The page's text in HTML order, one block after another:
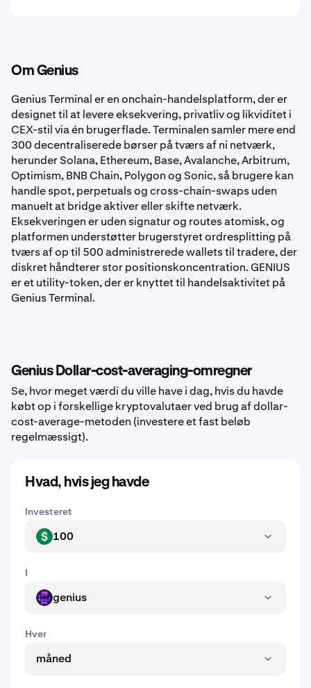
Om Genius
Genius Terminal er en onchain-handelsplatform, der er
designet til at levere eksekvering, privatliv og likviditet i
CEX-stil via én brugerflade. Terminalen samler mere end
300 decentraliserede børser på tværs af ni netværk,
herunder Solana, Ethereum, Base, Avalanche, Arbitrum,
Optimism, BNB Chain, Polygon og Sonic, så brugere kan
handle spot, perpetuals og cross-chain-swaps uden
manuelt at bridge aktiver eller skifte netværk.
Eksekveringen er uden signatur og routes atomisk, og
platformen understøtter brugerstyret ordresplitting på
tværs af op til 500 administrerede wallets til tradere, der
diskret håndterer stor positionskoncentration. GENIUS
er et utility-token, der er knyttet til handelsaktivitet på
Genius Terminal.
Genius Dollar-cost-averaging-omregner
Se, hvor meget værdi du ville have i dag, hvis du havde
købt op i forskellige kryptovalutaer ved brug af dollar-
cost-average-metoden (investere et fast beløb
regelmæssigt).
Hvad, hvis jeg havde
Investeret
USD 100
I
GENIUSgenius
Hver
måned